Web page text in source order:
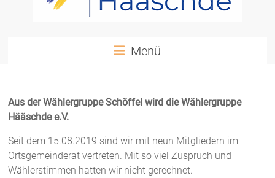
Wählergruppe
WG
Hääschde
Menü
Aus der WählergruppeSchöffel wird die Wählergruppe
Hääschde e.V.
Seit dem 15.08.2019 sind wir mit neun Mitgliedern im
Ortsgemeinderat vertreten. Mit so viel Zuspruch und
Wählerstimmen hatten wir nicht gerechnet.